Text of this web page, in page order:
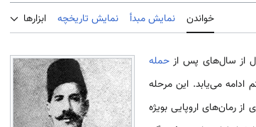
خواندن نمایش مبدأ نمایش تاریخچه ابزارها
از سال‌های پس ازحمله
ادامه می‌یابد. این مرحله
از رمان‌های اروپایی بویژه